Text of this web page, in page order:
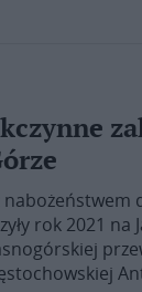
nabożeństwem
rok 2021 na